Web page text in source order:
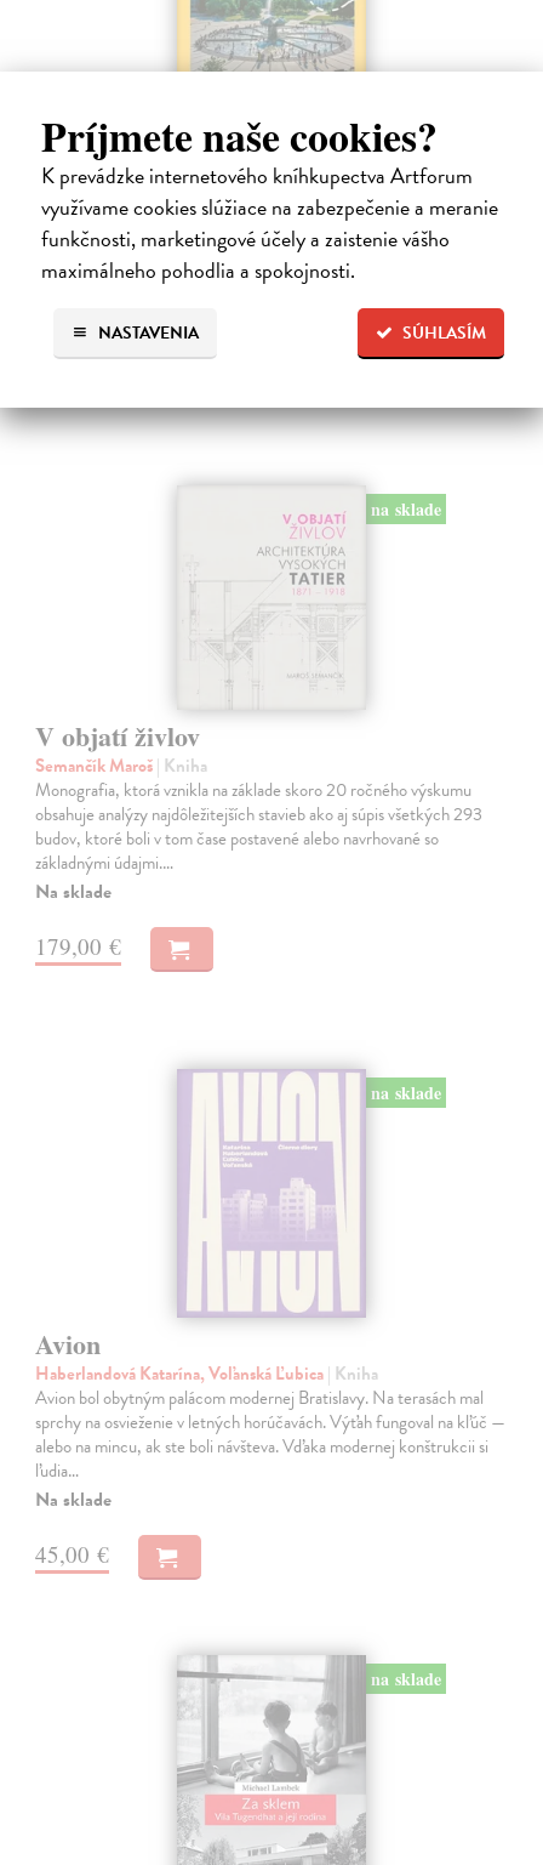
Príjmete naše cookies?
K prevádzke internetového kníhkupectva Artforum
využívame cookies slúžiace na zabezpečenie a meranie
funkčnosti, marketingové účely a zaistenie vášho
maximálneho pohodlia a spokojnosti.
SÚHLASÍM
NASTAVENIA
Predtým a potom
Vallo Matúš| Kniha
Predtým tu bola vízia skupiny nadšencov, ktorí chceli premeniť
hlavné mesto Slovenska na modernú európsku metropolu. Dnes je tu
Bratislava a jej primátor Matúš Vallo, ktorí ukazujú, že aj zdanlivo
naivné…
Na sklade
19,95 € ?
na sklade
V objatí živlov
Semančík Maroš| Kniha
Monografia, ktorá vznikla na základe skoro 20 ročného výskumu
obsahuje analýzy najdôležitejších stavieb ako aj súpis všetkých 293
budov, ktoré boli v tom čase postavené alebo navrhované so
základnými údajmi.…
Na sklade
179,00 €
na sklade
Avion
Haberlandová Katarína, Voľanská Ľubica| Kniha
Avion bol obytným palácom modernej Bratislavy. Na terasách mal
sprchy na osvieženie v letných horúčavách. Výťah fungoval na kľúč —
alebo na mincu, ak ste boli návšteva. Vďaka modernej konštrukcii si
ľudia…
Na sklade
45,00 €
na sklade